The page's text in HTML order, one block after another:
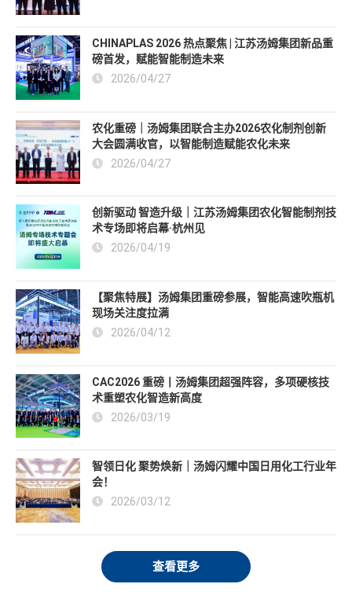
CHINAPLAS 2026 热点聚焦 | 江苏汤姆集团新品重
磅首发，赋能智能制造未来
2026/04/27
农化重磅｜汤姆集团联合主办2026农化制剂创新
大会圆满收官，以智能制造赋能农化未来
2026/04/27
创新驱动 智造升级｜江苏汤姆集团农化智能制剂技
术专场即将启幕·杭州见
2026/04/19
【聚焦特展】汤姆集团重磅参展，智能高速吹瓶机
现场关注度拉满
2026/04/12
CAC2026 重磅丨汤姆集团超强阵容，多项硬核技
术重塑农化智造新高度
2026/03/19
智领日化 聚势焕新｜汤姆闪耀中国日用化工行业年
会！
2026/03/12
查看更多